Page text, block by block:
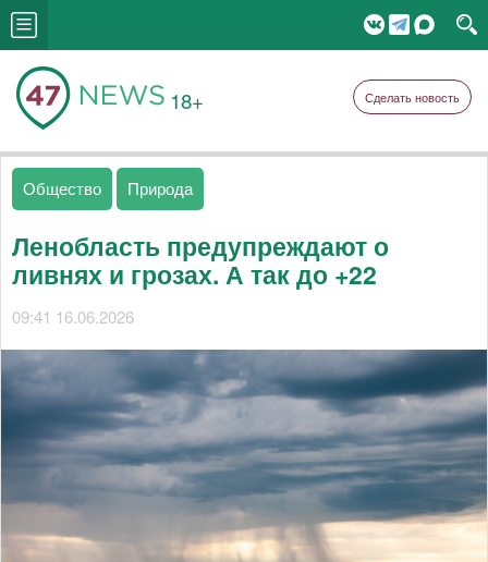
18+ Сделать новость
Общество Природа
Ленобласть предупреждают о
ливнях и грозах. А так до +22
09:41 16.06.2026